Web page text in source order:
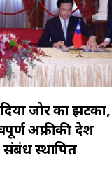
जोर का झटका,
अफ्रीकी देश
स्थापित